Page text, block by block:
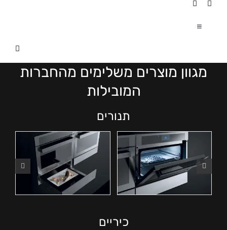
Skip
content
Toggle
עמוד הבית
מגוון מוצרים משלימים מהחברות
המובילות
תנורים
כיריים